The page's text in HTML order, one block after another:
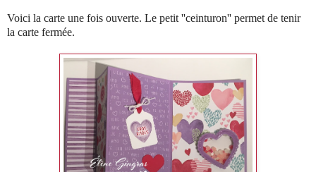
Voici la carte une fois ouverte. Le petit ''ceinturon'' permet de tenir
la carte fermée.